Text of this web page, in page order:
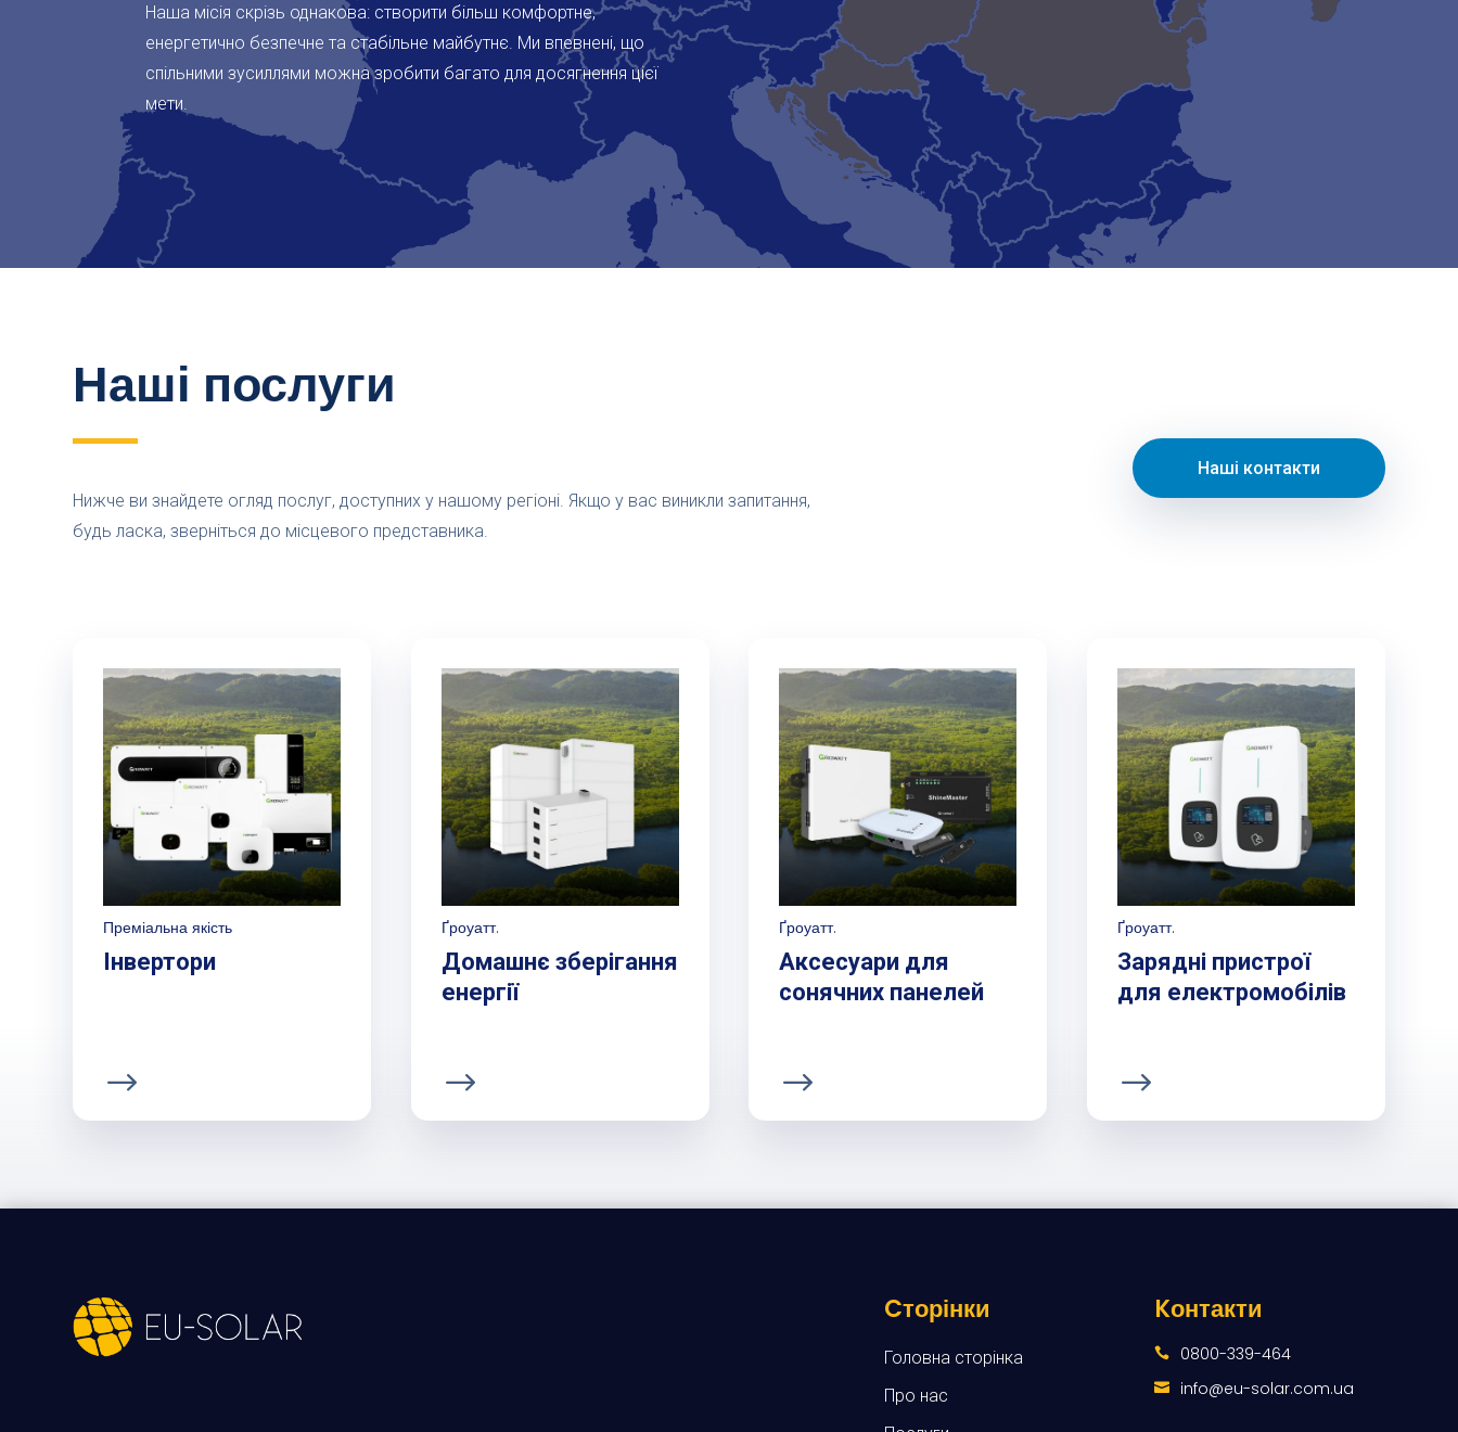
Наша місія скрізь однакова: створити більш комфортне,
енергетично безпечне та стабільне майбутнє. Ми впевнені, що
спільними зусиллями можна зробити багато для досягнення цієї
мети.
Наші послуги
Нижче ви знайдете огляд послуг, доступних у нашому регіоні. Якщо у вас виникли запитання,
будь ласка, зверніться до місцевого представника.
Наші контакти
Преміальна якість
Інвертори
Ґроуатт.
Домашнє зберігання
енергії
Ґроуатт.
Аксесуари для
сонячних панелей
Ґроуатт.
Зарядні пристрої
для електромобілів
Cторінки
Головна сторінка
Про нас
Kонтакти
 0800-339-464
 info@eu-solar.com.ua